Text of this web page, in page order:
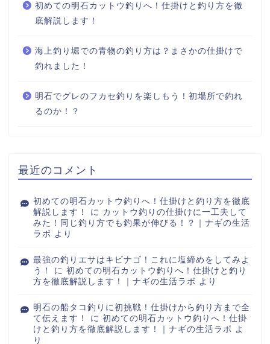
初めての明石カットウ釣りへ！仕掛けと釣り方を徹
底解説します！
海上釣り堀での青物の釣り方は？まさかの仕掛けで
釣れました！
明石でグレのフカセ釣りを楽しもう！初場所で釣れ
るのか！？
最近のコメント
初めての明石カットウ釣りへ！仕掛けと釣り方を徹底
解説します！
に カットウ釣りの仕掛けに一工夫して
みた！同じ釣り方でも釣果が伸びる！？｜ナギの生活
ラボ より
最強の釣りエサはキビナゴ！これに塩締めをしてみよ
う！
に 初めての明石カットウ釣りへ！仕掛けと釣り
方を徹底解説します！｜ナギの生活ラボ より
明石の船タコ釣りに初挑戦！仕掛けから釣り方まで全
て伝えます！
に 初めての明石カットウ釣りへ！仕掛
けと釣り方を徹底解説します！｜ナギの生活ラボ よ
り